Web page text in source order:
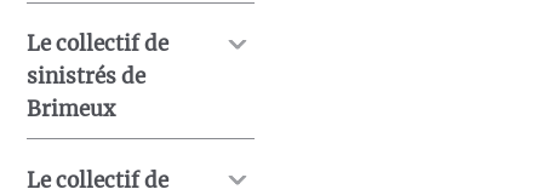
Le collectif de
sinistrés de
Brimeux
Le collectif de